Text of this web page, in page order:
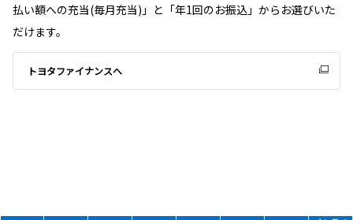
払い額への充当(毎月充当)」と「年1回のお振込」からお選びいた
だけます。
トヨタファイナンスへ